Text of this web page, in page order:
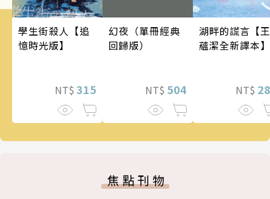
學生街殺人【追
憶時光版】
NT$ 315
幻夜（單冊經典
回歸版）
NT$ 504
湖畔的謊言【王
蘊潔全新譯本】
NT$
焦點刊物